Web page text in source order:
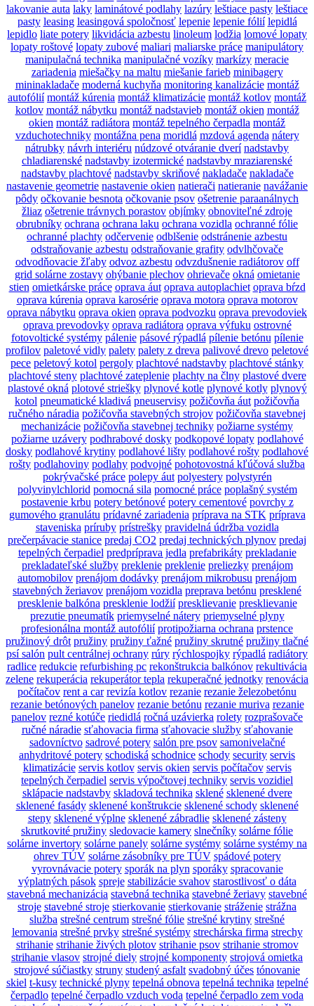
lakovanie auta laky laminátové podlahy lazúry leštiace pasty leštiace
pasty leasing leasingová spoločnosť lepenie lepenie fólií lepidlá
lepidlo liate potery likvidácia azbestu linoleum lodžia lomové lopaty
lopaty roštové lopaty zubové maliari maliarske práce manipulátory
manipulačná technika manipulačné vozíky markízy meracie
zariadenia miešačky na maltu miešanie farieb minibagery
mininakladače moderná kuchyňa monitoring kanalizácie montáž
autofólií montáž kúrenia montáž klimatizácie montáž kotlov montáž
kotlov montáž nábytku montáž nadstavieb montáž okien montáž
okien montáž radiátora montáž tepelného čerpadla montáž
vzduchotechniky montážna pena moridlá mzdová agenda nátery
nátrubky návrh interiéru núdzové otváranie dverí nadstavby
chladiarenské nadstavby izotermické nadstavby mraziarenské
nadstavby plachtové nadstavby skriňové nakladače nakladače
nastavenie geometrie nastavenie okien natierači natieranie navážanie
pôdy očkovanie besnota očkovanie psov ošetrenie paraanálnych
žliaz ošetrenie trávnych porastov objímky obnoviteľné zdroje
obrubníky ochrana ochrana laku ochrana vozidla ochranné fólie
ochranné plachty odčervenie odblšenie odstránenie azbestu
odstraňovanie azbestu odstraňovanie grafity odvlhčovače
odvodňovacie žľaby odvoz azbestu odvzdušnenie radiátorov off
grid solárne zostavy ohýbanie plechov ohrievače okná omietanie
stien omietkárske práce oprava áut oprava autoplachiet oprava bŕzd
oprava kúrenia oprava karosérie oprava motora oprava motorov
oprava nábytku oprava okien oprava podvozku oprava prevodoviek
oprava prevodovky oprava radiátora oprava výfuku ostrovné
fotovoltické systémy pálenie pásové rýpadlá pílenie betónu pílenie
profilov paletové vidly palety palety z dreva palivové drevo peletové
pece peletový kotol pergoly plachtové nadstavby plachtové stánky
plachtové steny plachtové zateplenie plachty na člny plastové dvere
plastové okná plotové striešky plynové kotle plynové kotly plynový
kotol pneumatické kladivá pneuservisy požičovňa áut požičovňa
ručného náradia požičovňa stavebných strojov požičovňa stavebnej
mechanizácie požičovňa stavebnej techniky požiarne systémy
požiarne uzávery podhrabové dosky podkopové lopaty podlahové
dosky podlahové krytiny podlahové lišty podlahové rošty podlahové
rošty podlahoviny podlahy podvojné pohotovostná kľúčová služba
pokrývačské práce polepy áut polyestery polystyrén
polyvinylchlorid pomocná sila pomocné práce poplašný systém
postavenie krbu potery betónové potery cementové povrchy z
gumového granulátu prídavné zariadenia príprava na STK príprava
staveniska príruby prístrešky pravidelná údržba vozidla
prečerpávacie stanice predaj CO2 predaj technických plynov predaj
tepelných čerpadiel predpríprava jedla prefabrikáty prekladanie
prekladateľské služby preklenie preklenie preliezky prenájom
automobilov prenájom dodávky prenájom mikrobusu prenájom
stavebných žeriavov prenájom vozidla preprava betónu presklené
presklenie balkóna presklenie lodžií presklievanie presklievanie
prezutie pneumatík priemyselné nátery priemyselné plyny
profesionálna montáž autofólií protipožiarna ochrana prstence
pružinový drôt pružiny pružiny ťažné pružiny skrutné pružiny tlačné
psí salón pult centrálnej ochrany rúry rýchlospojky rýpadlá radiátory
radlice redukcie refurbishing pc rekonštrukcia balkónov rekultivácia
zelene rekuperácia rekuperátor tepla rekuperačné jednotky renovácia
počítačov rent a car revizía kotlov rezanie rezanie železobetónu
rezanie betónových panelov rezanie betónu rezanie muriva rezanie
panelov rezné kotúče riedidlá ročná uzávierka rolety rozprašovače
ručné náradie sťahovacia firma sťahovacie služby sťahovanie
sadovníctvo sadrové potery salón pre psov samonivelačné
anhydritové potery schodiská schodnice schody security servis
klimatizácie servis kotlov servis okien servis počítačov servis
tepelných čerpadiel servis výpočtovej techniky servis vozidiel
sklápacie nadstavby skladová technika sklené sklenené dvere
sklenené fasády sklenené konštrukcie sklenené schody sklenené
steny sklenené výplne sklenené zábradlie sklenené zásteny
skrutkovité pružiny sledovacie kamery slnečníky solárne fólie
solárne invertory solárne panely solárne systémy solárne systémy na
ohrev TÚV solárne zásobníky pre TÚV spádové potery
vyrovnávacie potery sporák na plyn sporáky spracovanie
výplatných pások spreje stabilizácie svahov starostlivosť o dáta
stavebná mechanizácia stavebná technika stavebné žeriavy stavebné
stroje stavebné stroje stierkovanie stierkovanie stráženie strážna
služba strešné centrum strešné fólie strešné krytiny strešné
lemovania strešné prvky strešné systémy strechárska firma strechy
strihanie strihanie živých plotov strihanie psov strihanie stromov
strihanie vlasov strojné diely strojné komponenty strojová omietka
strojové súčiastky struny studený asfalt svadobný účes tónovanie
skiel t-kusy technické plyny tepelná obnova tepelná technika tepelné
čerpadlo tepelné čerpadlo vzduch voda tepelné čerpadlo zem voda